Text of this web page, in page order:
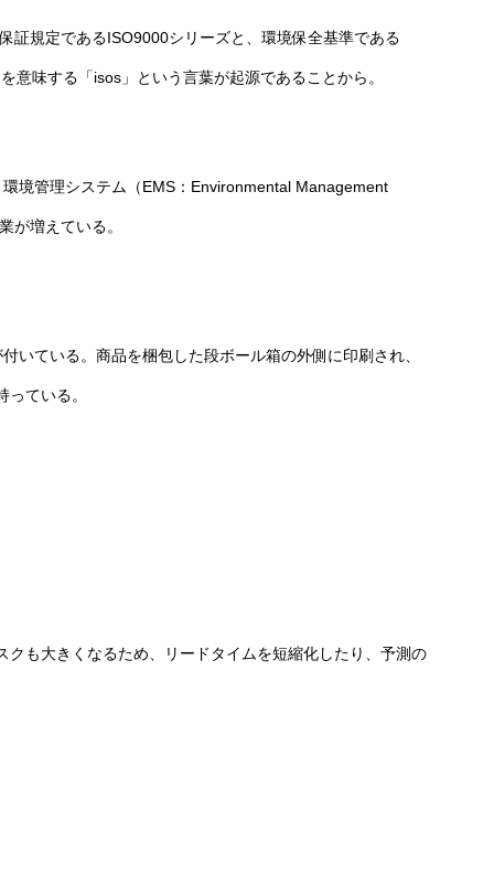
証規定であるISO9000シリーズと、環境保全基準である
味する「isos」という言葉が起源であることから。
境管理システム（EMS：Environmental Management
が増えている。
いている。商品を梱包した段ボール箱の外側に印刷され、
ている。
も大きくなるため、リードタイムを短縮化したり、予測の